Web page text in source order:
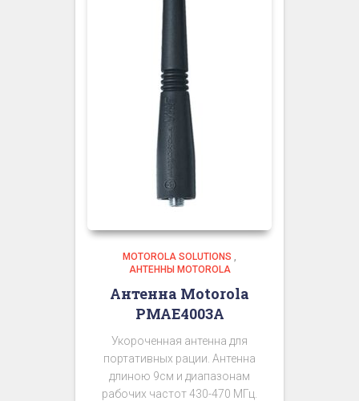
MOTOROLA SOLUTIONS
АНТЕННЫ MOTOROLA
Антенна Motorola
PMAE4003A
Укороченная антенна для
портативных рации. Антенна
длиною 9см и диапазонам
рабочих частот 430-470 МГц.